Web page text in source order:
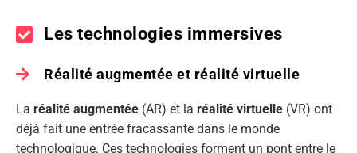
Les technologies immersives
Réalité augmentée et réalité virtuelle
La réalité augmentée (AR) et la réalité virtuelle (VR) ont
déjà fait une entrée fracassante dans le monde
technologique. Ces technologies forment un pont entre le